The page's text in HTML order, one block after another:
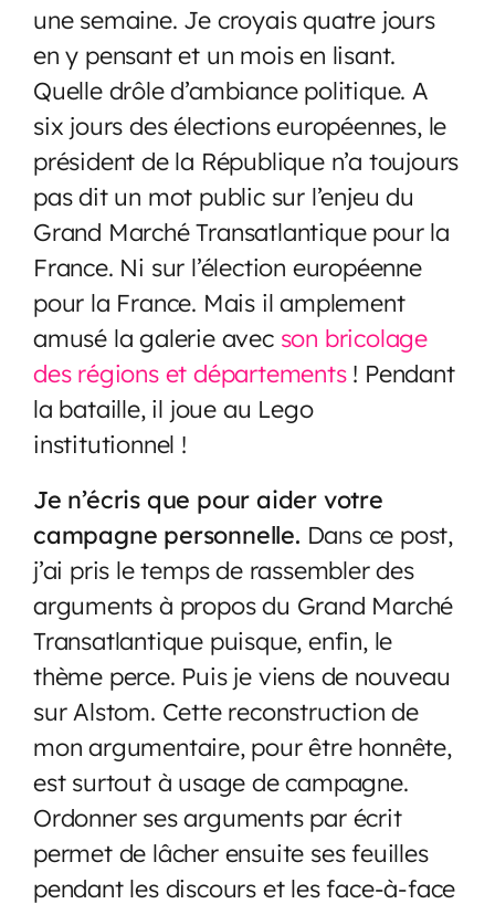
une semaine. Je croyais quatre jours
en y pensant et un mois en lisant.
Quelle drôle d’ambiance politique. A
six jours des élections européennes, le
président de la République n’a toujours
pas dit un mot public sur l’enjeu du
Grand Marché Transatlantique pour la
France. Ni sur l’élection européenne
pour la France. Mais il amplement
amusé la galerie avec son bricolage
des régions et départements! Pendant
la bataille, il joue au Lego
institutionnel !
Je n’écris que pour aider votre
campagne personnelle. Dans ce post,
j’ai pris le temps de rassembler des
arguments à propos du Grand Marché
Transatlantique puisque, enfin, le
thème perce. Puis je viens de nouveau
sur Alstom. Cette reconstruction de
mon argumentaire, pour être honnête,
est surtout à usage de campagne.
Ordonner ses arguments par écrit
permet de lâcher ensuite ses feuilles
pendant les discours et les face-à-face